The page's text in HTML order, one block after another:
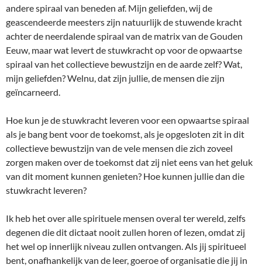
andere spiraal van beneden af. Mijn geliefden, wij de
geascendeerde meesters zijn natuurlijk de stuwende kracht
achter de neerdalende spiraal van de matrix van de Gouden
Eeuw, maar wat levert de stuwkracht op voor de opwaartse
spiraal van het collectieve bewustzijn en de aarde zelf? Wat,
mijn geliefden? Welnu, dat zijn jullie, de mensen die zijn
geïncarneerd.
Hoe kun je de stuwkracht leveren voor een opwaartse spiraal
als je bang bent voor de toekomst, als je opgesloten zit in dit
collectieve bewustzijn van de vele mensen die zich zoveel
zorgen maken over de toekomst dat zij niet eens van het geluk
van dit moment kunnen genieten? Hoe kunnen jullie dan die
stuwkracht leveren?
Ik heb het over alle spirituele mensen overal ter wereld, zelfs
degenen die dit dictaat nooit zullen horen of lezen, omdat zij
het wel op innerlijk niveau zullen ontvangen. Als jij spiritueel
bent, onafhankelijk van de leer, goeroe of organisatie die jij in